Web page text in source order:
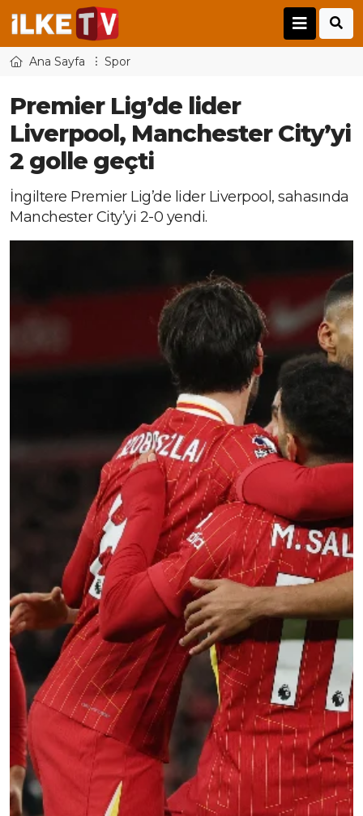
Ana Sayfa Spor
Premier Lig’de lider
Liverpool, Manchester City’yi
2 golle geçti
İngiltere Premier Lig’de lider Liverpool, sahasında
Manchester City’yi 2-0 yendi.